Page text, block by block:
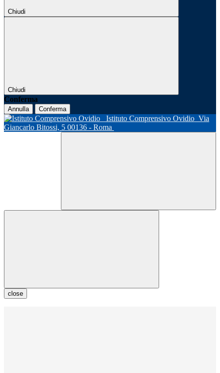
Chiudi
Chiudi
Conferma
Annulla Conferma
Istituto Comprensivo Ovidio Via
Giancarlo Bitossi, 5 00136 - Roma
close